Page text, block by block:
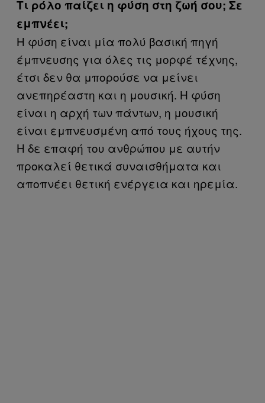
Τι ρόλο παίζει η φύση στη ζωή σου; Σε
εμπνέει;
Η φύση είναι μία πολύ βασική πηγή
έμπνευσης για όλες τις μορφέ τέχνης,
έτσι δεν θα μπορούσε να μείνει
ανεπηρέαστη και η μουσική. Η φύση
είναι η αρχή των πάντων, η μουσική
είναι εμπνευσμένη από τους ήχους της.
Η δε επαφή του ανθρώπου με αυτήν
προκαλεί θετικά συναισθήματα και
αποπνέει θετική ενέργεια και ηρεμία.